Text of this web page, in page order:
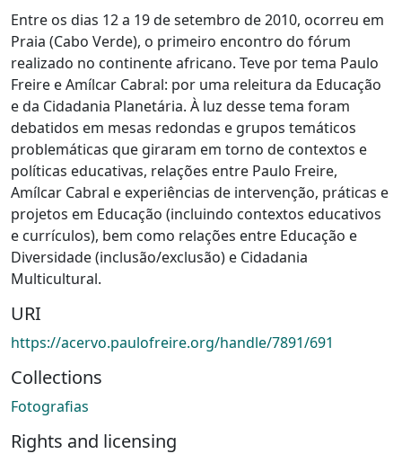
Entre os dias 12 a 19 de setembro de 2010, ocorreu em
Praia (Cabo Verde), o primeiro encontro do fórum
realizado no continente africano. Teve por tema Paulo
Freire e Amílcar Cabral: por uma releitura da Educação
e da Cidadania Planetária. À luz desse tema foram
debatidos em mesas redondas e grupos temáticos
problemáticas que giraram em torno de contextos e
políticas educativas, relações entre Paulo Freire,
Amílcar Cabral e experiências de intervenção, práticas e
projetos em Educação (incluindo contextos educativos
e currículos), bem como relações entre Educação e
Diversidade (inclusão/exclusão) e Cidadania
Multicultural.
URI
https://acervo.paulofreire.org/handle/7891/691
Collections
Fotografias
Rights and licensing